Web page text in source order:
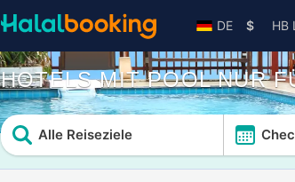
DE $ HB
HOTELS MIT POOL NUR
Alle Reiseziele